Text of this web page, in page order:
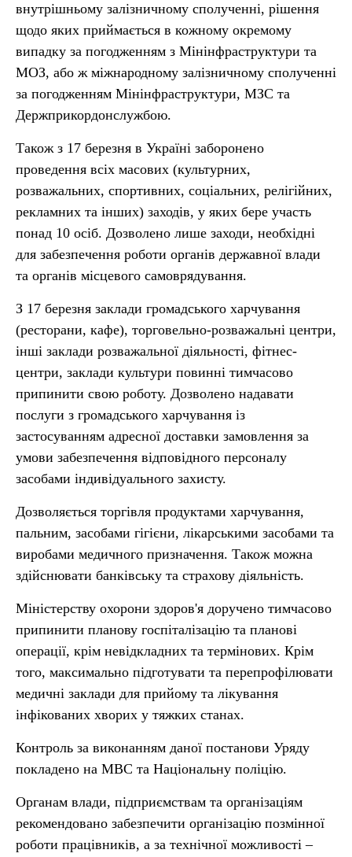
внутрішньому залізничному сполученні, рішення
щодо яких приймається в кожному окремому
випадку за погодженням з Мінінфраструктури та
МОЗ, або ж міжнародному залізничному сполученні
за погодженням Мінінфраструктури, МЗС та
Держприкордонслужбою.
Також з 17 березня в Україні заборонено
проведення всіх масових (культурних,
розважальних, спортивних, соціальних, релігійних,
рекламних та інших) заходів, у яких бере участь
понад 10 осіб. Дозволено лише заходи, необхідні
для забезпечення роботи органів державної влади
та органів місцевого самоврядування.
З 17 березня заклади громадського харчування
(ресторани, кафе), торговельно-розважальні центри,
інші заклади розважальної діяльності, фітнес-
центри, заклади культури повинні тимчасово
припинити свою роботу. Дозволено надавати
послуги з громадського харчування із
застосуванням адресної доставки замовлення за
умови забезпечення відповідного персоналу
засобами індивідуального захисту.
Дозволяється торгівля продуктами харчування,
пальним, засобами гігієни, лікарськими засобами та
виробами медичного призначення. Також можна
здійснювати банківську та страхову діяльність.
Міністерству охорони здоров'я доручено тимчасово
припинити планову госпіталізацію та планові
операції, крім невідкладних та термінових. Крім
того, максимально підготувати та перепрофілювати
медичні заклади для прийому та лікування
інфікованих хворих у тяжких станах.
Контроль за виконанням даної постанови Уряду
покладено на МВС та Національну поліцію.
Органам влади, підприємствам та організаціям
рекомендовано забезпечити організацію позмінної
роботи працівників, а за технічної можливості –